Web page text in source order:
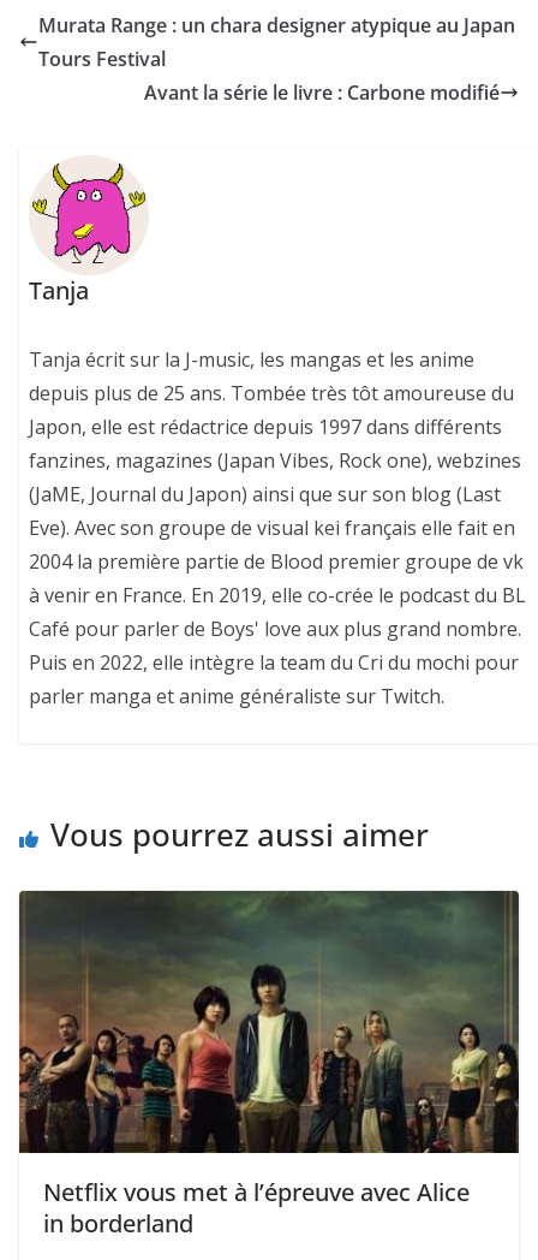
Murata Range : un chara designer atypique au Japan
Tours Festival
Avant la série le livre : Carbone modifié
Tanja
Tanja écrit sur la J-music, les mangas et les anime
depuis plus de 25 ans. Tombée très tôt amoureuse du
Japon, elle est rédactrice depuis 1997 dans différents
fanzines, magazines (Japan Vibes, Rock one), webzines
(JaME, Journal du Japon) ainsi que sur son blog (Last
Eve). Avec son groupe de visual kei français elle fait en
2004 la première partie de Blood premier groupe de vk
à venir en France. En 2019, elle co-crée le podcast du BL
Café pour parler de Boys' love aux plus grand nombre.
Puis en 2022, elle intègre la team du Cri du mochi pour
parler manga et anime généraliste sur Twitch.
Vous pourrez aussi aimer
Netflix vous met à l’épreuve avec Alice
in borderland